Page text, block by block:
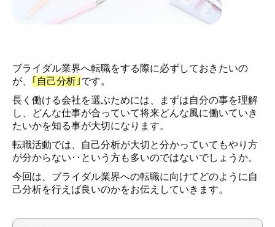
ブライダル業界へ転職をする際に必ずしておきたいの
が、
｢自己分析｣です。
長く働ける会社を選ぶためには、まずは自分の事を理解
し、どんな仕事が合っていて将来どんな風に働いていき
たいかを知る事が大切になります。
転職活動では、自己分析が大切と分かっていてもやり方
が分からない･･という方も多いのではないでしょうか。
今回は、ブライダル業界への転職に向けてどのように自
己分析を行えば良いのかをお伝えしていきます。